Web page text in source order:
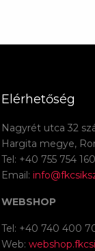
Elérhetőség
Nagyrét utca 32
Hargita megye,
Tel: +40 755 754 160
Email:
WEBSHOP
Tel: +40 740 400
Web: